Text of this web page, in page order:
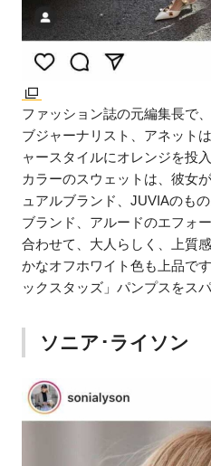
ファッション誌の元編集長で
ブジャーナリスト、アネット
ャースタイルにオレンジを投
カラーのスウェットは、彼女
ュアルブランド、JUVIAのも
ブランド、アルードのエフォ
合わせて、大人らしく、上質
かなオフホワイト色も上品で
ックスタッズ」パンプスをス
ソニア･ライソン